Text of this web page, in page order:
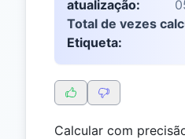
atualização:
Total de vezes
Etiqueta:
Calcular com